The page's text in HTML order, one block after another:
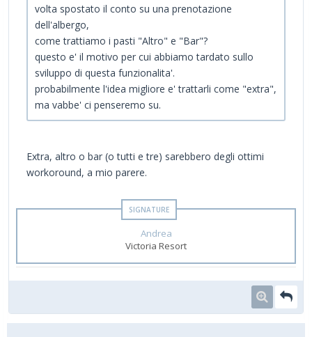
volta spostato il conto su una prenotazione
dell'albergo,
come trattiamo i pasti "Altro" e "Bar"?
questo e' il motivo per cui abbiamo tardato sullo
sviluppo di questa funzionalita'.
probabilmente l'idea migliore e' trattarli come "extra",
ma vabbe' ci penseremo su.
Extra, altro o bar (o tutti e tre) sarebbero degli ottimi
workoround, a mio parere.
Andrea
Victoria Resort